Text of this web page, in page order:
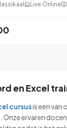
Live Online
en Excel
cursusis een van
Onze ervaren